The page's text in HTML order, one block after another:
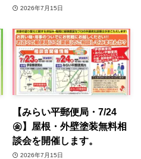
2026年7月15日
【みらい平郵便局・7/24
㊎】屋根・外壁塗装無料相
談会を開催します。
2026年7月15日